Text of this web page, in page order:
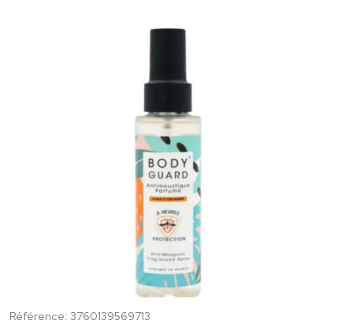
Référence: 3760139569713